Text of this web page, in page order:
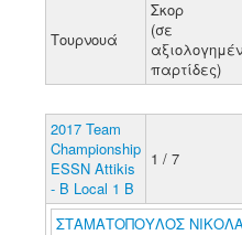
Τουρνουά
Σκορ
(σε
παρτίδες)
2017 Team
Championship
ESSN Attikis
- B Local 1 B
1 / 7
ΣΤΑΜΑΤΟΠΟΥΛΟΣ